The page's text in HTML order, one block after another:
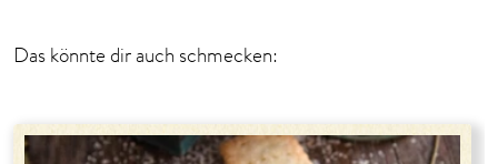
Das könnte dir auch schmecken: